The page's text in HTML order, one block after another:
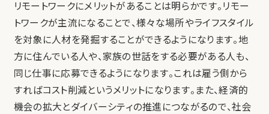
リモートワークにメリットがあることは明らかです。リモー
トワークが主流になることで、様々な場所やライフスタイル
を対象に人材を発掘することができるようになります。地
方に住んでいる人や、家族の世話をする必要がある人も、
同じ仕事に応募できるようになります。これは雇う側から
すればコスト削減というメリットになります。また、経済的
機会の拡大とダイバーシティの推進につながるので、社会